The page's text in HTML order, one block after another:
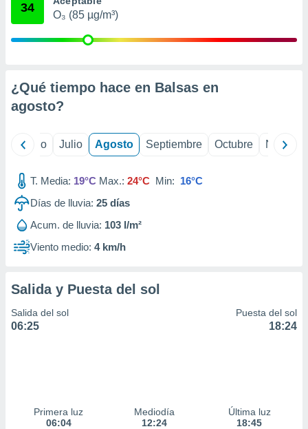
publicidad
1199
34
O₃ (85 µg/m³)
¿Qué tiempo hace en Balsas en
agosto?
Junio Julio Agosto Septiembre Octubre
T. Media: 19°C Max.: 24°C Min: 16°C
Días de lluvia: 25 días
Acum. de lluvia: 103 l/m²
Viento medio: 4 km/h
Salida y Puesta del sol
Salida del sol
06:25
Puesta del sol
18:24
Primera luz
06:04
Mediodía
12:24
Última luz
18:45